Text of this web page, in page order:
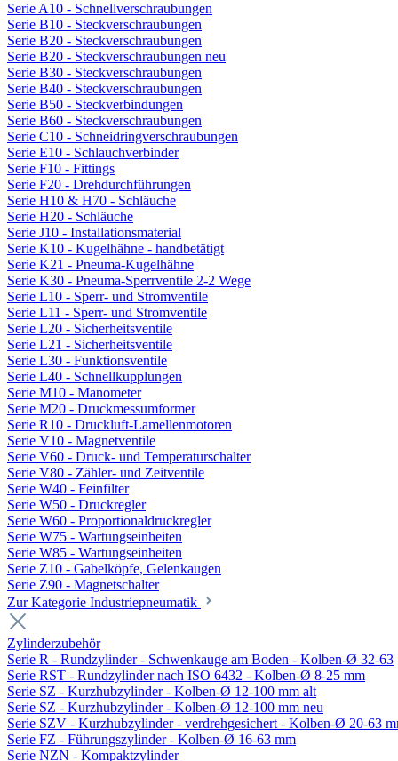
Serie A10 - Schnellverschraubungen
Serie B10 - Steckverschraubungen
Serie B20 - Steckverschraubungen
Serie B20 - Steckverschraubungen neu
Serie B30 - Steckverschraubungen
Serie B40 - Steckverschraubungen
Serie B50 - Steckverbindungen
Serie B60 - Steckverschraubungen
Serie C10 - Schneidringverschraubungen
Serie E10 - Schlauchverbinder
Serie F10 - Fittings
Serie F20 - Drehdurchführungen
Serie H10 & H70 - Schläuche
Serie H20 - Schläuche
Serie J10 - Installationsmaterial
Serie K10 - Kugelhähne - handbetätigt
Serie K21 - Pneuma-Kugelhähne
Serie K30 - Pneuma-Sperrventile 2-2 Wege
Serie L10 - Sperr- und Stromventile
Serie L11 - Sperr- und Stromventile
Serie L20 - Sicherheitsventile
Serie L21 - Sicherheitsventile
Serie L30 - Funktionsventile
Serie L40 - Schnellkupplungen
Serie M10 - Manometer
Serie M20 - Druckmessumformer
Serie R10 - Druckluft-Lamellenmotoren
Serie V10 - Magnetventile
Serie V60 - Druck- und Temperaturschalter
Serie V80 - Zähler- und Zeitventile
Serie W40 - Feinfilter
Serie W50 - Druckregler
Serie W60 - Proportionaldruckregler
Serie W75 - Wartungseinheiten
Serie W85 - Wartungseinheiten
Serie Z10 - Gabelköpfe, Gelenkaugen
Serie Z90 - Magnetschalter
Zur Kategorie Industriepneumatik
Zylinderzubehör
Serie R - Rundzylinder - Schwenkauge am Boden - Kolben-Ø 32-63
Serie RST - Rundzylinder nach ISO 6432 - Kolben-Ø 8-25 mm
Serie SZ - Kurzhubzylinder - Kolben-Ø 12-100 mm alt
Serie SZ - Kurzhubzylinder - Kolben-Ø 12-100 mm neu
Serie SZV - Kurzhubzylinder - verdrehgesichert - Kolben-Ø 20-63
Serie FZ - Führungszylinder - Kolben-Ø 16-63 mm
Serie NZN - Kompaktzylinder